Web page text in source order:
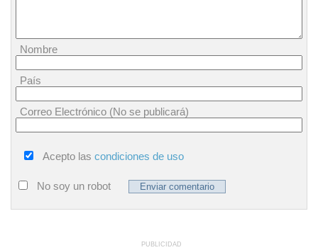
Nombre
País
Correo Electrónico (No se publicará)
Acepto las condiciones de uso
No soy un robot
PUBLICIDAD